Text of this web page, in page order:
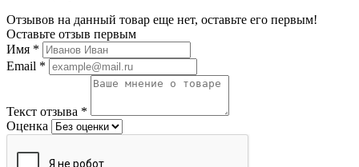
Отзывов на данный товар еще нет, оставьте его первым!
Оставьте отзыв первым
Имя *
Email *
Текст отзыва *
Оценка